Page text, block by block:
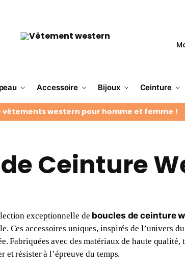
Accessoire Bijoux Ceinture
vêtements western pour homme et femme !
Ceinture
exceptionnelle de boucles de ceinture
Ces accessoires uniques, inspirés de l’univers
Fabriquées avec des matériaux de haute
et résister à l’épreuve du temps.